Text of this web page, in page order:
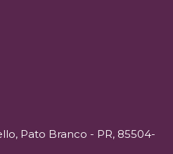
Pato Branco - PR, 85504-